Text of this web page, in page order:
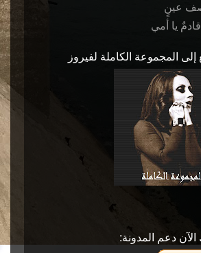
عينٍ
قادمٌ يا أمي
إلى المجموعة الكاملة لفيروز
الآن دعم المدونة: